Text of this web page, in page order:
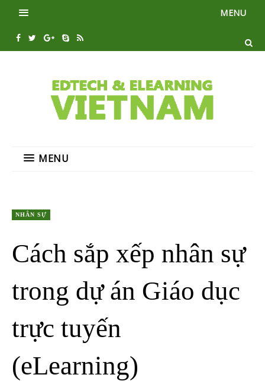
MENU
MENU
NHÂN SỰ
Cách sắp xếp nhân sự
trong dự án Giáo dục
trực tuyến
(eLearning)